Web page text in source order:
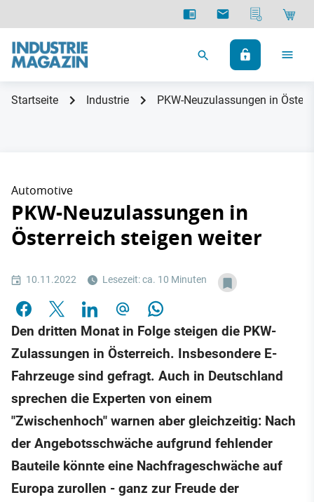
Startseite Industrie PKW-Neuzulassungen in
Automotive
PKW-Neuzulassungen in
Österreich steigen weiter
10.11.2022 Lesezeit: ca. 10 Minuten
Den dritten Monat in Folge steigen die PKW-
Zulassungen in Österreich. Insbesondere E-
Fahrzeuge sind gefragt. Auch in Deutschland
sprechen die Experten von einem
"Zwischenhoch" warnen aber gleichzeitig: Nach
der Angebotsschwäche aufgrund fehlender
Bauteile könnte eine Nachfrageschwäche auf
Europa zurollen - ganz zur Freude der